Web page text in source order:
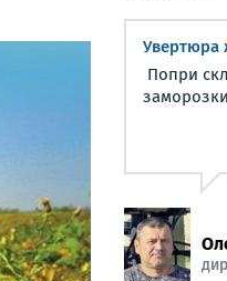
Увертюра
Попри